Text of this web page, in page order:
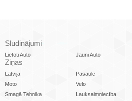
Sludinājumi
Lietoti Auto Jauni Auto
Ziņas
Latvijā Pasaulē
Moto
Velo
Smagā Tehnika
Lauksaimniecība